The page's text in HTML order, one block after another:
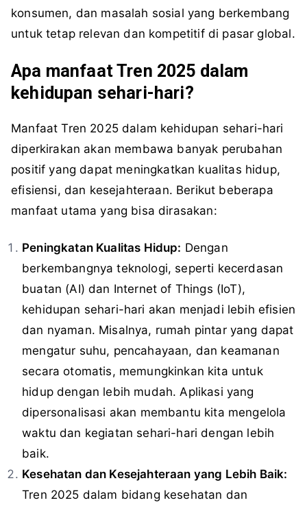
konsumen, dan masalah sosial yang berkembang
untuk tetap relevan dan kompetitif di pasar global.
Apa manfaat Tren 2025 dalam
kehidupan sehari-hari?
Manfaat Tren 2025 dalam kehidupan sehari-hari
diperkirakan akan membawa banyak perubahan
positif yang dapat meningkatkan kualitas hidup,
efisiensi, dan kesejahteraan. Berikut beberapa
manfaat utama yang bisa dirasakan:
Peningkatan Kualitas Hidup: Dengan
berkembangnya teknologi, seperti kecerdasan
buatan (AI) dan Internet of Things (IoT),
kehidupan sehari-hari akan menjadi lebih efisien
dan nyaman. Misalnya, rumah pintar yang dapat
mengatur suhu, pencahayaan, dan keamanan
secara otomatis, memungkinkan kita untuk
hidup dengan lebih mudah. Aplikasi yang
dipersonalisasi akan membantu kita mengelola
waktu dan kegiatan sehari-hari dengan lebih
baik.
Kesehatan dan Kesejahteraan yang Lebih Baik:
Tren 2025 dalam bidang kesehatan dan